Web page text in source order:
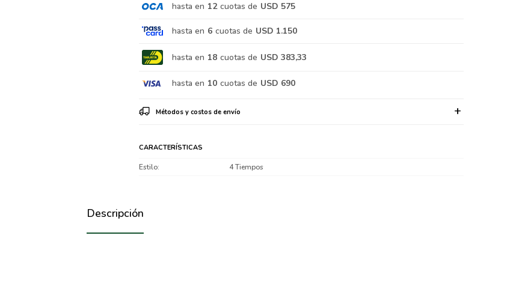
hasta en 12 cuotas de USD 575
hasta en 6 cuotas de USD 1.150
hasta en 18 cuotas de USD 383,33
hasta en 10 cuotas de USD 690
Métodos y costos de envío
CARACTERÍSTICAS
Estilo 4 Tiempos
Descripción